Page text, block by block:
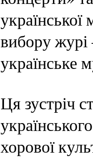
вибору журі
українське
Ця зустріч
хорової